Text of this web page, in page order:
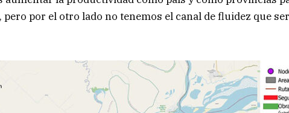
por el otro lado no tenemos el canal de fluidez que